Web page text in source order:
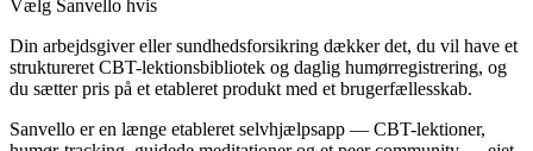
Vælg Sanvello hvis
Din arbejdsgiver eller sundhedsforsikring dækker det, du vil have et
struktureret CBT-lektionsbibliotek og daglig humørregistrering, og
du sætter pris på et etableret produkt med et brugerfællesskab.
Sanvello er en længe etableret selvhjælpsapp — CBT-lektioner,